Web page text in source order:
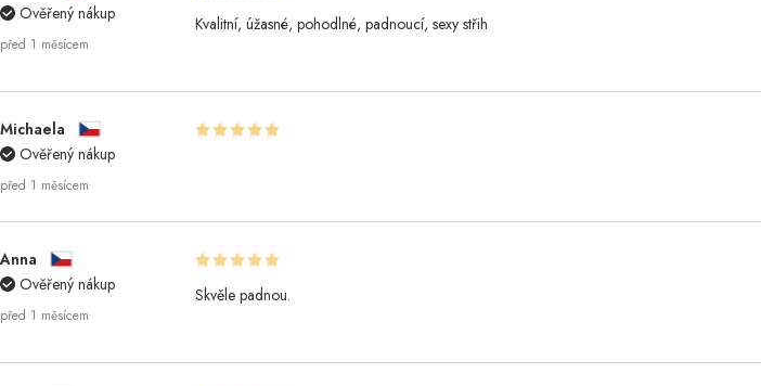
Ověřený nákup
před 1 měsícem
Kvalitní, úžasné, pohodlné, padnoucí, sexy střih
Michaela
Ověřený nákup
před 1 měsícem
Anna
Ověřený nákup
před 1 měsícem
Skvěle padnou.